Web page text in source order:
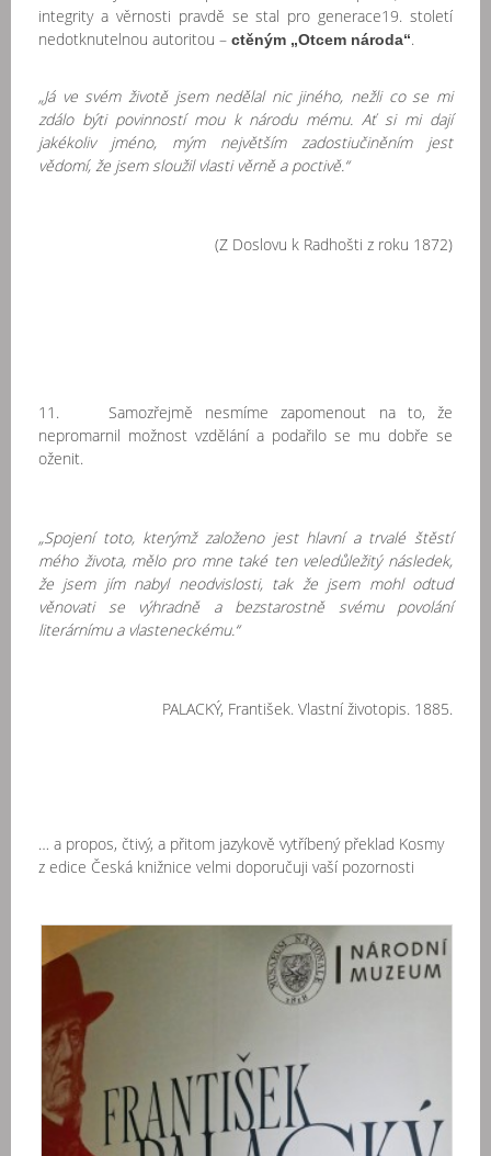
integrity a věrnosti pravdě se stal pro generace19. století
nedotknutelnou autoritou – ctěným „Otcem národa“.
„Já ve svém životě jsem nedělal nic jiného, nežli co se mi
zdálo býti povinností mou k národu mému. Ať si mi dají
jakékoliv jméno, mým největším zadostiučiněním jest
vědomí, že jsem sloužil vlasti věrně a poctivě.“
(Z Doslovu k Radhošti z roku 1872)
11. Samozřejmě nesmíme zapomenout na to, že
nepromarnil možnost vzdělání a podařilo se mu dobře se
oženit.
„Spojení toto, kterýmž založeno jest hlavní a trvalé štěstí
mého života, mělo pro mne také ten veledůležitý následek,
že jsem jím nabyl neodvislosti, tak že jsem mohl odtud
věnovati se výhradně a bezstarostně svému povolání
literárnímu a vlasteneckému.“
PALACKÝ, František. Vlastní životopis. 1885.
… a propos, čtivý, a přitom jazykově vytříbený překlad Kosmy
z edice Česká knižnice velmi doporučuji vaší pozornosti